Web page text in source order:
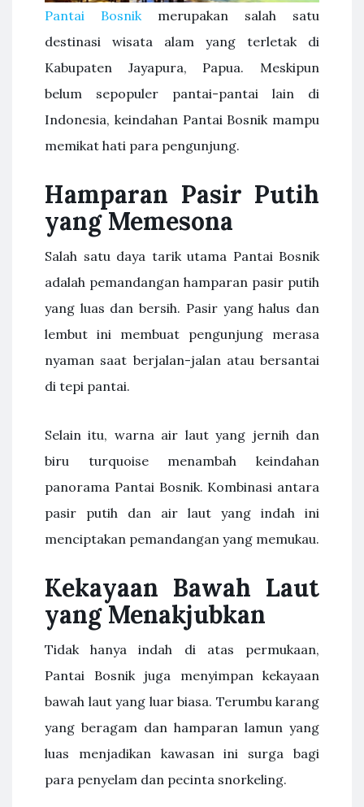
Pantai Bosnik merupakan salah satu
destinasi wisata alam yang terletak di
Kabupaten Jayapura, Papua. Meskipun
belum sepopuler pantai-pantai lain di
Indonesia, keindahan Pantai Bosnik mampu
memikat hati para pengunjung.
Hamparan Pasir Putih
yang Memesona
Salah satu daya tarik utama Pantai Bosnik
adalah pemandangan hamparan pasir putih
yang luas dan bersih. Pasir yang halus dan
lembut ini membuat pengunjung merasa
nyaman saat berjalan-jalan atau bersantai
di tepi pantai.
Selain itu, warna air laut yang jernih dan
biru turquoise menambah keindahan
panorama Pantai Bosnik. Kombinasi antara
pasir putih dan air laut yang indah ini
menciptakan pemandangan yang memukau.
Kekayaan Bawah Laut
yang Menakjubkan
Tidak hanya indah di atas permukaan,
Pantai Bosnik juga menyimpan kekayaan
bawah laut yang luar biasa. Terumbu karang
yang beragam dan hamparan lamun yang
luas menjadikan kawasan ini surga bagi
para penyelam dan pecinta snorkeling.